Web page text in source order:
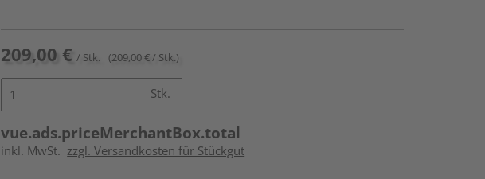
209,00 € / Stk. (209,00 € / Stk.)
Stk.
vue.ads.priceMerchantBox.total
inkl. MwSt. zzgl. Versandkosten für Stückgut